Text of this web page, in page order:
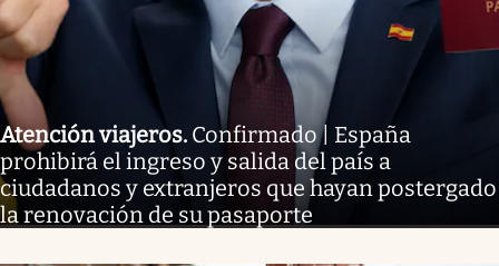
Atención viajeros. Confirmado | España
prohibirá el ingreso y salida del país a
ciudadanos y extranjeros que hayan postergado
la renovación de su pasaporte